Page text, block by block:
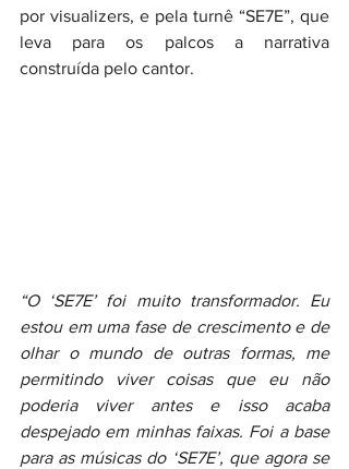
por visualizers, e pela turnê “SE7E”, que
leva para os palcos a narrativa
construída pelo cantor.
“O ‘SE7E’ foi muito transformador. Eu
estou em uma fase de crescimento e de
olhar o mundo de outras formas, me
permitindo viver coisas que eu não
poderia viver antes e isso acaba
despejado em minhas faixas. Foi a base
para as músicas do ‘SE7E’, que agora se